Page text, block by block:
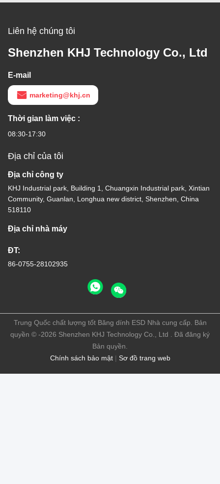
Liên hệ chúng tôi
Shenzhen KHJ Technology Co., Ltd
E-mail
marketing@khj.cn
Thời gian làm việc :
08:30-17:30
Địa chỉ của tôi
Địa chỉ công ty
KHJ Industrial park, Building 1, Chuangxin Industrial park, Xintian
Community, Guanlan, Longhua new district, Shenzhen, China
518110
Địa chỉ nhà máy
ĐT:
86-0755-28102935
Chính sách bảo mật| Sơ đồ trang web
Trung Quốc chất lượng tốt Băng dính ESD Nhà cung cấp. Bản
quyền © -2026 Shenzhen KHJ Technology Co., Ltd . Đã đăng ký
Bản quyền.